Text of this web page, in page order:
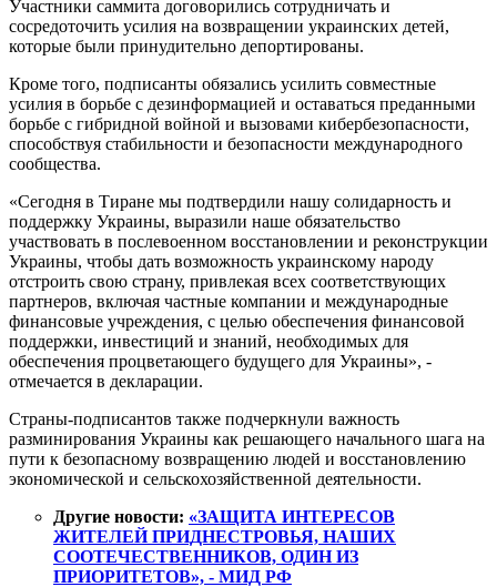
Участники саммита договорились сотрудничать и
сосредоточить усилия на возвращении украинских детей,
которые были принудительно депортированы.
Кроме того, подписанты обязались усилить совместные
усилия в борьбе с дезинформацией и оставаться преданными
борьбе с гибридной войной и вызовами кибербезопасности,
способствуя стабильности и безопасности международного
сообщества.
«Сегодня в Тиране мы подтвердили нашу солидарность и
поддержку Украины, выразили наше обязательство
участвовать в послевоенном восстановлении и реконструкции
Украины, чтобы дать возможность украинскому народу
отстроить свою страну, привлекая всех соответствующих
партнеров, включая частные компании и международные
финансовые учреждения, с целью обеспечения финансовой
поддержки, инвестиций и знаний, необходимых для
обеспечения процветающего будущего для Украины», -
отмечается в декларации.
Страны-подписантов также подчеркнули важность
разминирования Украины как решающего начального шага на
пути к безопасному возвращению людей и восстановлению
экономической и сельскохозяйственной деятельности.
Другие новости: «ЗАЩИТА ИНТЕРЕСОВ
ЖИТЕЛЕЙ ПРИДНЕСТРОВЬЯ, НАШИХ
СООТЕЧЕСТВЕННИКОВ, ОДИН ИЗ
ПРИОРИТЕТОВ», - МИД РФ